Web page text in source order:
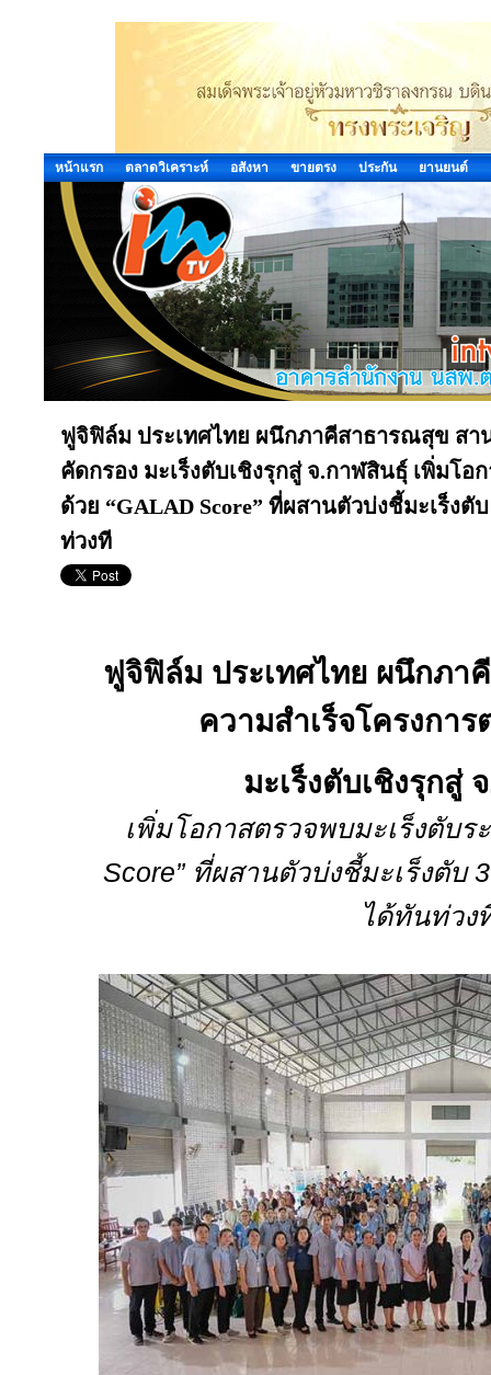
หน้าแรก ตลาดวิเคราะห์ อสังหา ขายตรง ประกัน ยานยนต์
ฟูจิฟิล์ม ประเทศไทย ผนึกภาคีสาธารณสุข สา
คัดกรอง มะเร็งตับเชิงรุกสู่ จ.กาฬสินธุ์ เพิ่มโอ
ด้วย “GALAD Score” ที่ผสานตัวบ่งชี้มะเร็ง
ท่วงที
ฟูจิฟิล์ม ประเทศไทย ผนึกภ
ความสำเร็จโครงกา
มะเร็งตับเชิงรุกสู่
เพิ่มโอกาสตรวจพบมะเร็งตับ
Score” ที่ผสานตัวบ่งชี้มะเร็งตับ
ได้ทันท่วง